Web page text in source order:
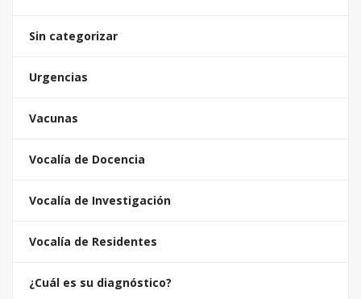
Sin categorizar
Urgencias
Vacunas
Vocalía de Docencia
Vocalía de Investigación
Vocalía de Residentes
¿Cuál es su diagnóstico?